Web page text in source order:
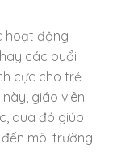
hoạt động
các buổi
cực cho trẻ
giáo viên
qua đó giúp
môi trường.